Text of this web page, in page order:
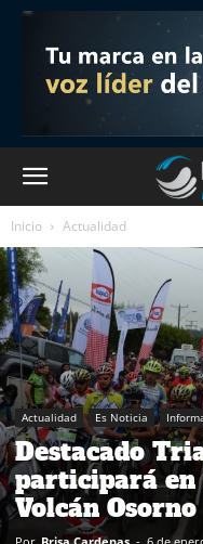
Inicio Actualidad
Actualidad Es Noticia
Destacado
participará en
Volcán Osorno